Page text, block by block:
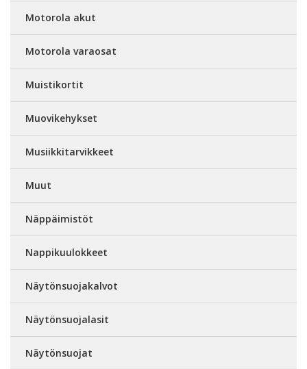
Motorola akut
Motorola varaosat
Muistikortit
Muovikehykset
Musiikkitarvikkeet
Muut
Näppäimistöt
Nappikuulokkeet
Näytönsuojakalvot
Näytönsuojalasit
Näytönsuojat